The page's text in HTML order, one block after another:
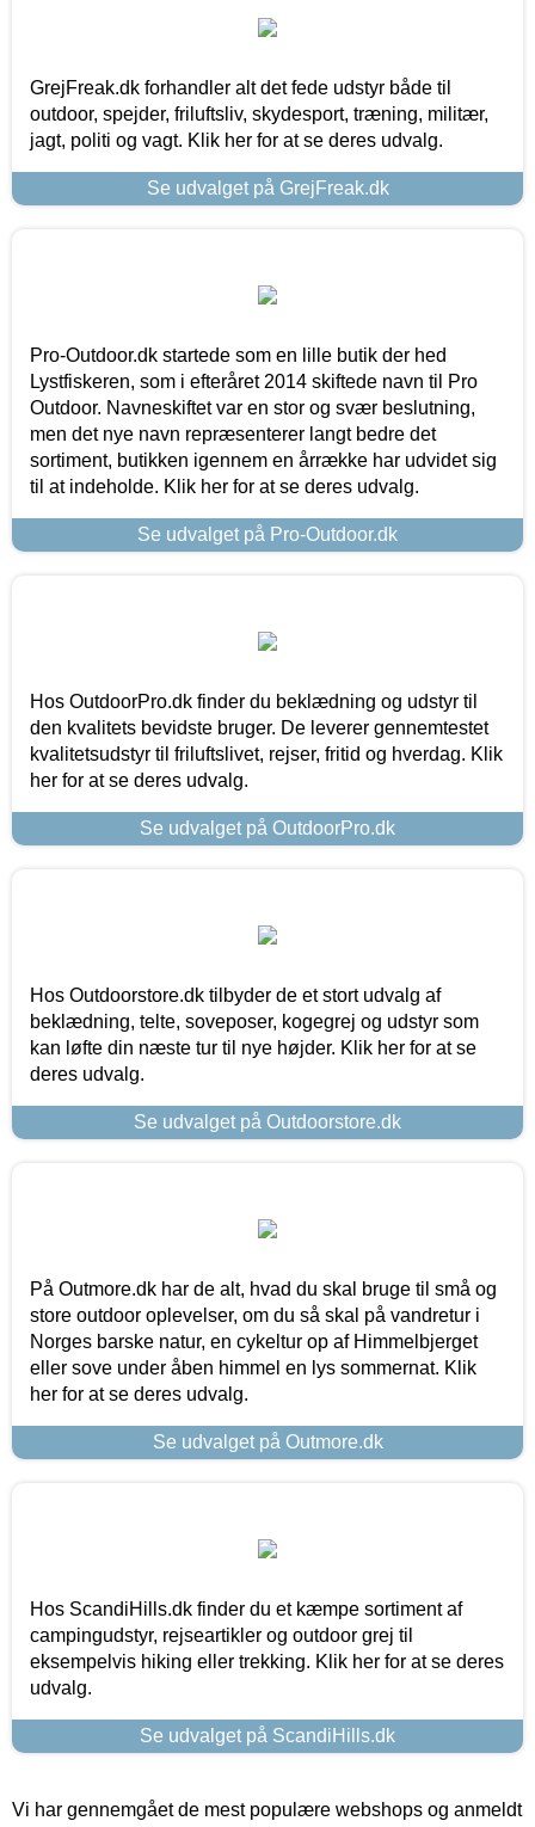
GrejFreak.dk forhandler alt det fede udstyr både til
outdoor, spejder, friluftsliv, skydesport, træning, militær,
jagt, politi og vagt. Klik her for at se deres udvalg.
Se udvalget på GrejFreak.dk
Pro-Outdoor.dk startede som en lille butik der hed
Lystfiskeren, som i efteråret 2014 skiftede navn til Pro
Outdoor. Navneskiftet var en stor og svær beslutning,
men det nye navn repræsenterer langt bedre det
sortiment, butikken igennem en årrække har udvidet sig
til at indeholde. Klik her for at se deres udvalg.
Se udvalget på Pro-Outdoor.dk
Hos OutdoorPro.dk finder du beklædning og udstyr til
den kvalitets bevidste bruger. De leverer gennemtestet
kvalitetsudstyr til friluftslivet, rejser, fritid og hverdag. Klik
her for at se deres udvalg.
Se udvalget på OutdoorPro.dk
Hos Outdoorstore.dk tilbyder de et stort udvalg af
beklædning, telte, soveposer, kogegrej og udstyr som
kan løfte din næste tur til nye højder. Klik her for at se
deres udvalg.
Se udvalget på Outdoorstore.dk
På Outmore.dk har de alt, hvad du skal bruge til små og
store outdoor oplevelser, om du så skal på vandretur i
Norges barske natur, en cykeltur op af Himmelbjerget
eller sove under åben himmel en lys sommernat. Klik
her for at se deres udvalg.
Se udvalget på Outmore.dk
Hos ScandiHills.dk finder du et kæmpe sortiment af
campingudstyr, rejseartikler og outdoor grej til
eksempelvis hiking eller trekking. Klik her for at se deres
udvalg.
Se udvalget på ScandiHills.dk
Vi har gennemgået de mest populære webshops og anmeldt